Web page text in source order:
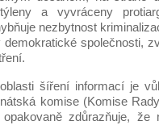
a vyvráceny
nezbytnost
společnosti,
šíření informací je
komise (Komise
zdůrazňuje, že